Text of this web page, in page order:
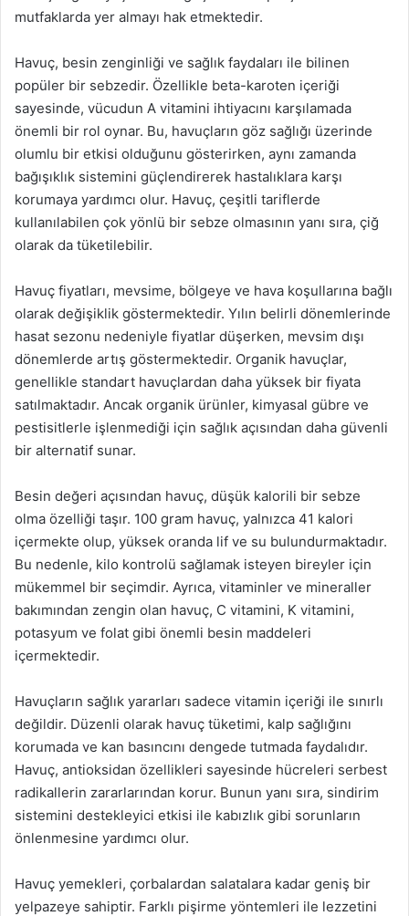
mutfaklarda yer almayı hak etmektedir.
Havuç, besin zenginliği ve sağlık faydaları ile bilinen
popüler bir sebzedir. Özellikle beta-karoten içeriği
sayesinde, vücudun A vitamini ihtiyacını karşılamada
önemli bir rol oynar. Bu, havuçların göz sağlığı üzerinde
olumlu bir etkisi olduğunu gösterirken, aynı zamanda
bağışıklık sistemini güçlendirerek hastalıklara karşı
korumaya yardımcı olur. Havuç, çeşitli tariflerde
kullanılabilen çok yönlü bir sebze olmasının yanı sıra, çiğ
olarak da tüketilebilir.
Havuç fiyatları, mevsime, bölgeye ve hava koşullarına bağlı
olarak değişiklik göstermektedir. Yılın belirli dönemlerinde
hasat sezonu nedeniyle fiyatlar düşerken, mevsim dışı
dönemlerde artış göstermektedir. Organik havuçlar,
genellikle standart havuçlardan daha yüksek bir fiyata
satılmaktadır. Ancak organik ürünler, kimyasal gübre ve
pestisitlerle işlenmediği için sağlık açısından daha güvenli
bir alternatif sunar.
Besin değeri açısından havuç, düşük kalorili bir sebze
olma özelliği taşır. 100 gram havuç, yalnızca 41 kalori
içermekte olup, yüksek oranda lif ve su bulundurmaktadır.
Bu nedenle, kilo kontrolü sağlamak isteyen bireyler için
mükemmel bir seçimdir. Ayrıca, vitaminler ve mineraller
bakımından zengin olan havuç, C vitamini, K vitamini,
potasyum ve folat gibi önemli besin maddeleri
içermektedir.
Havuçların sağlık yararları sadece vitamin içeriği ile sınırlı
değildir. Düzenli olarak havuç tüketimi, kalp sağlığını
korumada ve kan basıncını dengede tutmada faydalıdır.
Havuç, antioksidan özellikleri sayesinde hücreleri serbest
radikallerin zararlarından korur. Bunun yanı sıra, sindirim
sistemini destekleyici etkisi ile kabızlık gibi sorunların
önlenmesine yardımcı olur.
Havuç yemekleri, çorbalardan salatalara kadar geniş bir
yelpazeye sahiptir. Farklı pişirme yöntemleri ile lezzetini